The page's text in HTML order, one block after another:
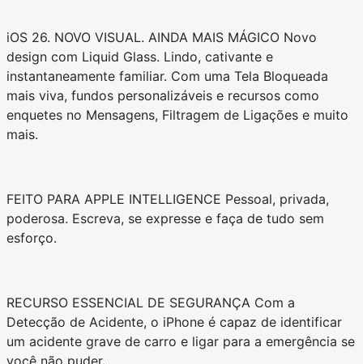
iOS 26. NOVO VISUAL. AINDA MAIS MÁGICO Novo
design com Liquid Glass. Lindo, cativante e
instantaneamente familiar. Com uma Tela Bloqueada
mais viva, fundos personalizáveis e recursos como
enquetes no Mensagens, Filtragem de Ligações e muito
mais.
FEITO PARA APPLE INTELLIGENCE Pessoal, privada,
poderosa. Escreva, se expresse e faça de tudo sem
esforço.
RECURSO ESSENCIAL DE SEGURANÇA Com a
Detecção de Acidente, o iPhone é capaz de identificar
um acidente grave de carro e ligar para a emergência se
você não puder.